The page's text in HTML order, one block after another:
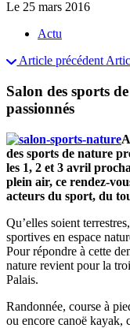
Le 25 mars 2016
Actu
Article précédent
Salon des sports
passionnés
des sports de nature
les 1, 2 et 3 avril
plein air, ce rendez-
acteurs du sport, du
Qu’elles soient
sportives en espace
Pour répondre à cette
nature revient pour la
Palais.
Randonnée, course à
ou encore canoë kayak,